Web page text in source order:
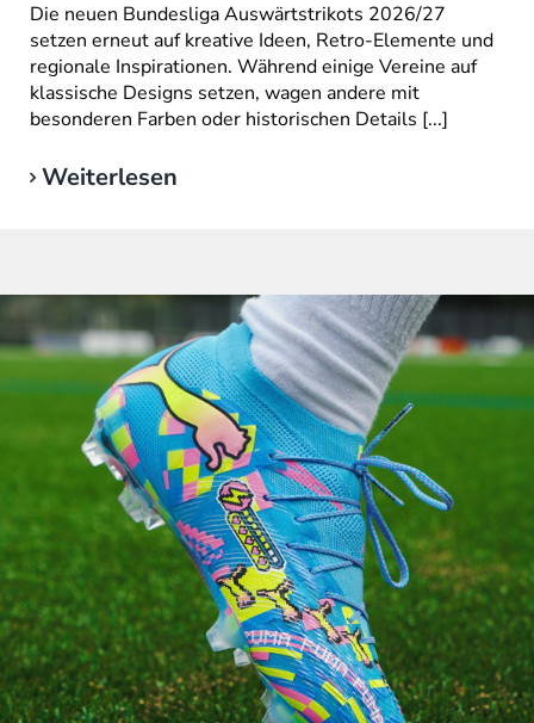
Die neuen Bundesliga Auswärtstrikots 2026/27
setzen erneut auf kreative Ideen, Retro-Elemente und
regionale Inspirationen. Während einige Vereine auf
klassische Designs setzen, wagen andere mit
besonderen Farben oder historischen Details [...]
Weiterlesen